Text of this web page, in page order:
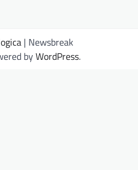
| Newsbreak
byWordPress.